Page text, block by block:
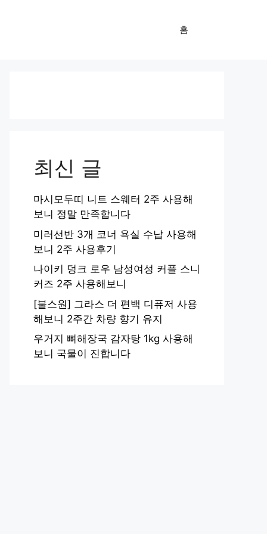
홈
최신 글
마시모두띠 니트 스웨터 2주 사용해
보니 정말 만족합니다
미러선반 3개 코너 욕실 수납 사용해
보니 2주 사용후기
나이키 덩크 로우 남성여성 커플 스니
커즈 2주 사용해보니
[불스원] 그라스 더 편백 디퓨저 사용
해보니 2주간 차량 향기 유지
우거지 뼈해장국 감자탕 1kg 사용해
보니 국물이 진합니다